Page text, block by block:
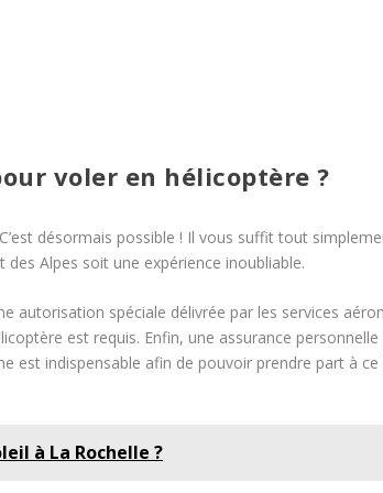
voler en hélicoptère ?
désormais possible ! Il vous suffit tout
Alpes soit une expérience inoubliable.
autorisation spéciale délivrée par les services
est requis. Enfin, une assurance
est indispensable afin de pouvoir prendre part à
à La Rochelle ?